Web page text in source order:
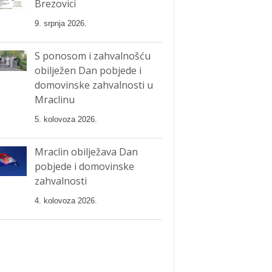
Brezovici
9. srpnja 2026.
S ponosom i zahvalnošću
obilježen Dan pobjede i
domovinske zahvalnosti u
Mraclinu
5. kolovoza 2026.
Mraclin obilježava Dan
pobjede i domovinske
zahvalnosti
4. kolovoza 2026.